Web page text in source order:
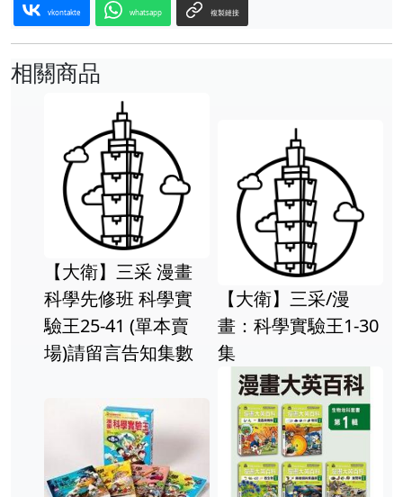
vkontakte whatsapp 複製鏈接
相關商品
【大衛】三采 漫畫
科學先修班 科學實
驗王25-41 (單本賣
場)請留言告知集數
【大衛】三采/漫
畫：科學實驗王1-30
集